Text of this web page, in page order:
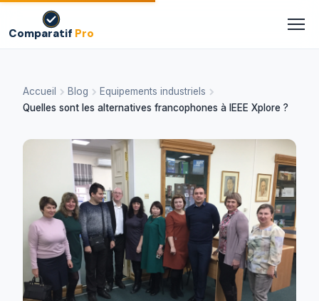
Comparatif Pro
Accueil Blog
Equipements industriels
Quelles sont les alternatives francophones à IEEE Xplore ?